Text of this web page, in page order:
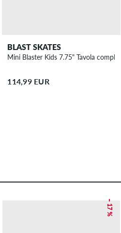
BLAST SKATES
Mini Blaster Kids 7.75" Tavola completa
114,99 EUR
– 17 %